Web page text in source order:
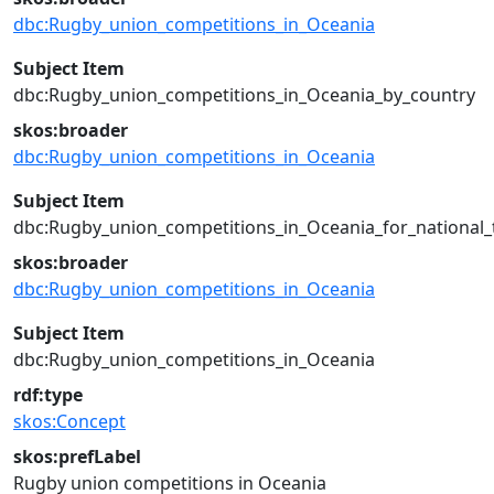
dbc:Rugby_union_competitions_in_Oceania
Subject Item
dbc:Rugby_union_competitions_in_Oceania_by_country
skos:broader
dbc:Rugby_union_competitions_in_Oceania
Subject Item
skos:broader
dbc:Rugby_union_competitions_in_Oceania
Subject Item
dbc:Rugby_union_competitions_in_Oceania
rdf:type
skos:Concept
skos:prefLabel
Rugby union competitions in Oceania